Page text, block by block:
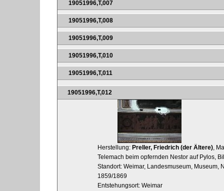
19051996,T,007
19051996,T,008
19051996,T,009
19051996,T,010
19051996,T,011
19051996,T,012
Herstellung: Preller, Friedrich (der Ältere),
Telemach beim opfernden Nestor auf Pylos,
Standort: Weimar, Landesmuseum, Museum,
1859/1869
Entstehungsort: Weimar